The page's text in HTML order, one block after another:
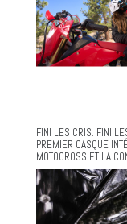
FINI LES CRIS. FINI
PREMIER CASQUE
MOTOCROSS ET LA